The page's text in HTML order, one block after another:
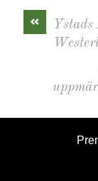
«
Ystads